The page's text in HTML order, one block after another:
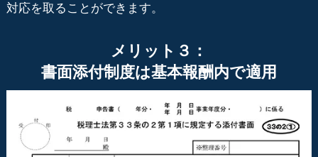
対応を取ることができます。
メリット３：
書面添付制度は基本報酬内で適用